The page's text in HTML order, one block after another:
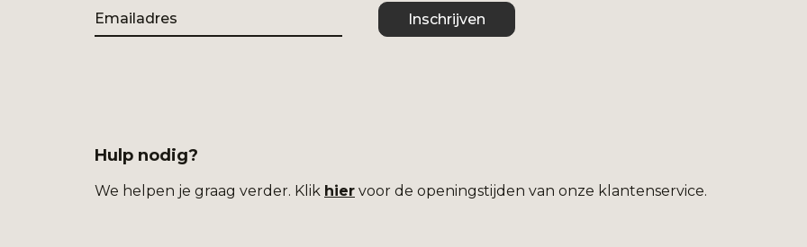
Email
Inschrijven
Hulp nodig?
We helpen je graag verder. Klik hier voor de openingstijden van onze klantenservice.